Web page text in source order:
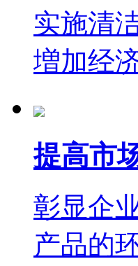
实施清
増加经
提高市
彰显企
产品的